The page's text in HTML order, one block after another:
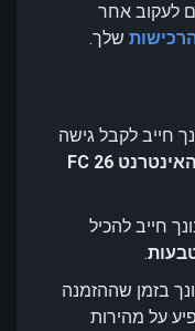
לעקוב אחר
שלך.
חייב לקבל גישה
אפליקציית האינטרנט FC 26
חייב להכיל
.
בזמן שההזמנה
על מהירות